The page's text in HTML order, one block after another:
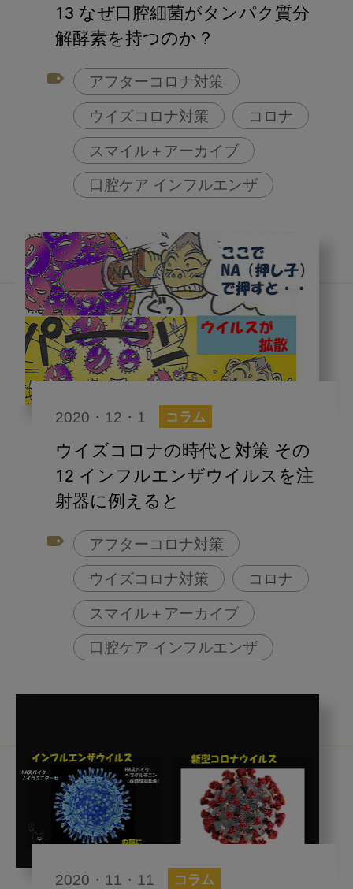
13 なぜ口腔細菌がタンパク質分
解酵素を持つのか？
アフターコロナ対策
ウイズコロナ対策 コロナ
スマイル＋アーカイブ
口腔ケア インフルエンザ
2020・12・1 コラム
ウイズコロナの時代と対策 その
12 インフルエンザウイルスを注
射器に例えると
アフターコロナ対策
ウイズコロナ対策 コロナ
スマイル＋アーカイブ
口腔ケア インフルエンザ
2020・11・11 コラム